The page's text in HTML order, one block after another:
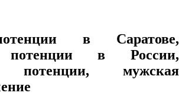
в Саратове,
потенции в России,
потенции, мужская